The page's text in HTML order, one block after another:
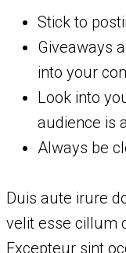
Stick to
Giveaways
into your
Look into
audience is
Always be
Duis aute irure
velit esse cillum
Excepteur sint